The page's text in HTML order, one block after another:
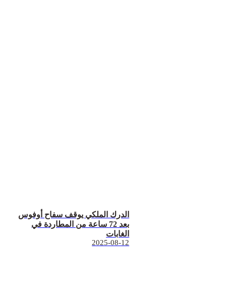
الدرك الملكي يوقف سفاح أوفوس
بعد 72 ساعة من المطاردة في
الغابات
2025-08-12